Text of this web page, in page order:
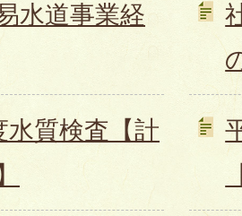
水道事業経
水質検査【計